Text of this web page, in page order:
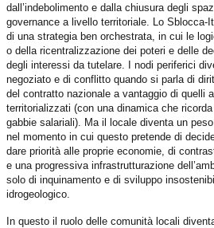
dall’indebolimento e dalla chiusura degli
governance a livello territoriale. Lo Sblocca-
di una strategia ben orchestrata, in cui le
o della ricentralizzazione dei poteri e delle
degli interessi da tutelare. I nodi periferici
negoziato e di conflitto quando si parla di
del contratto nazionale a vantaggio di quelli
territorializzati (con una dinamica che
gabbie salariali). Ma il locale diventa un
nel momento in cui questo pretende di
dare priorità alle proprie economie, di
e una progressiva infrastrutturazione
solo di inquinamento e di sviluppo
idrogeologico.
In questo il ruolo delle comunità locali